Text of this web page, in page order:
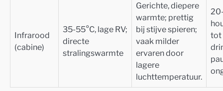
Infrarood
(cabine)
35-55°C, lage RV;
directe
stralingswarmte
Gerichte, diepere
warmte; prettig
bij stijve spieren;
vaak milder
ervaren door
lagere
luchttemperatuur.
tot